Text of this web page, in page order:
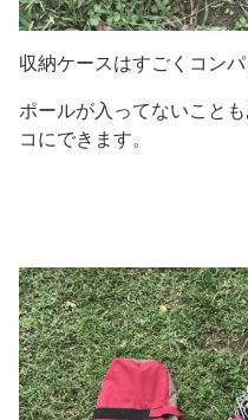
収納ケースはすごくコンパ
ポールが入ってないこと
コにできます。